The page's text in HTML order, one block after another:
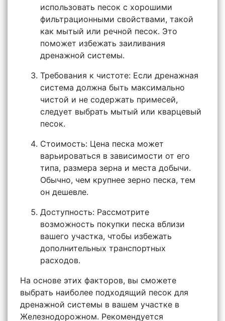
использовать песок с хорошими
фильтрационными свойствами, такой
как мытый или речной песок. Это
поможет избежать заиливания
дренажной системы.
Требования к чистоте: Если дренажная
система должна быть максимально
чистой и не содержать примесей,
следует выбрать мытый или кварцевый
песок.
Стоимость: Цена песка может
варьироваться в зависимости от его
типа, размера зерна и места добычи.
Обычно, чем крупнее зерно песка, тем
он дешевле.
Доступность: Рассмотрите
возможность покупки песка вблизи
вашего участка, чтобы избежать
дополнительных транспортных
расходов.
На основе этих факторов, вы сможете
выбрать наиболее подходящий песок для
дренажной системы в вашем участке в
Железнодорожном. Рекомендуется